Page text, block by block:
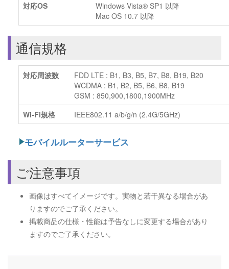
対応OS
Windows Vista® SP1 以降
Mac OS 10.7 以降
通信規格
対応周波数
FDD LTE : B1, B3, B5, B7, B8, B19, B20
WCDMA : B1, B2, B5, B6, B8, B19
GSM : 850,900,1800,1900MHz
Wi-Fi規格
IEEE802.11 a/b/g/n (2.4G/5GHz)
モバイルルーターサービス
ご注意事項
画像はすべてイメージです。実物と若干異なる場合があ
りますのでご了承ください。
掲載商品の仕様・性能は予告なしに変更する場合があり
ますのでご了承ください。